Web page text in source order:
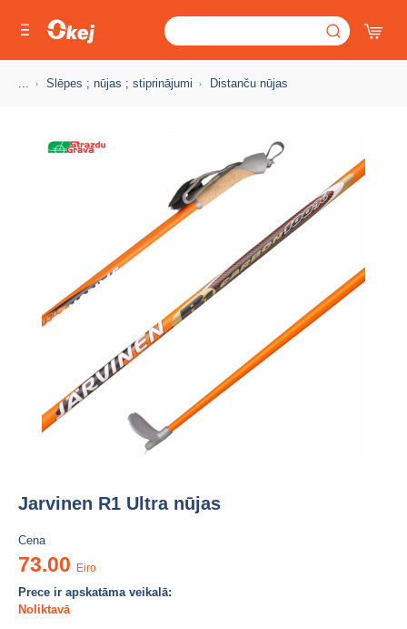
... Slēpes ; nūjas ; stiprinājumi Distanču nūjas
Jarvinen R1 Ultra nūjas
Cena
73.00 Eiro
Prece ir apskatāma veikalā:
Noliktavā